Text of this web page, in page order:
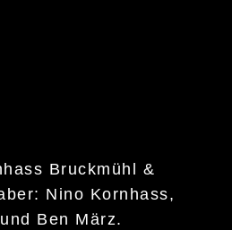
Bruckmühl &
Nino Kornhass,
Ben März.